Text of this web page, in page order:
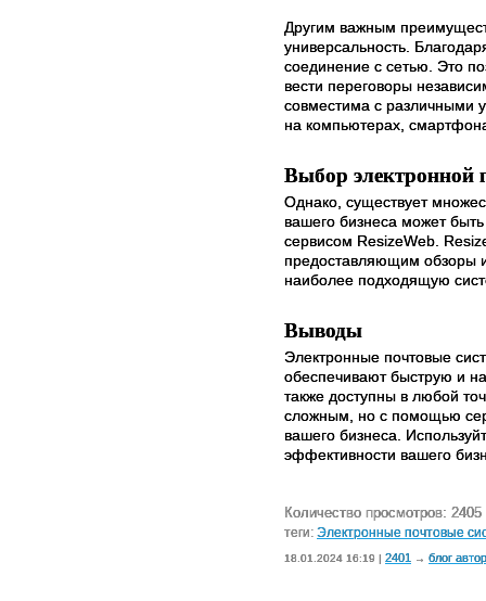
Другим важным
универсальность.
соединение с сетью. Это
вести переговоры
совместима с различными
на компьютерах,
Выбор электронной
Однако, существует
вашего бизнеса может
сервисом ResizeWeb.
предоставляющим обзоры
наиболее подходящую
Выводы
Электронные почтовые
обеспечивают быструю и
также доступны в любой
сложным, но с помощью
вашего бизнеса.
эффективности вашего
Количество просмотров: 2405
теги: Электронные почтовые
18.01.2024 16:19 | 2401 → блог